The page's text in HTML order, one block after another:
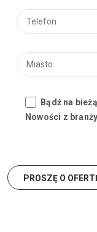
Bądź na
Nowości z